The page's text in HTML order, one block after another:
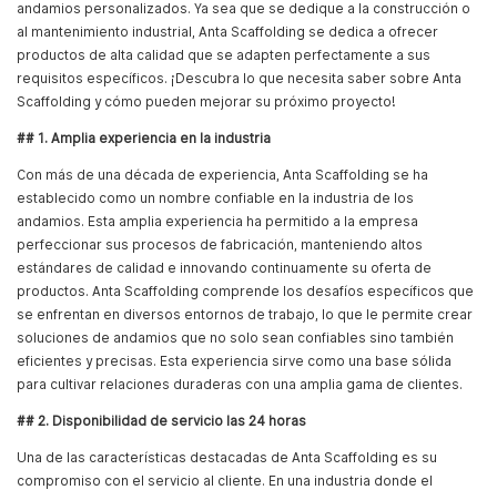
andamios personalizados. Ya sea que se dedique a la construcción o
al mantenimiento industrial, Anta Scaffolding se dedica a ofrecer
productos de alta calidad que se adapten perfectamente a sus
requisitos específicos. ¡Descubra lo que necesita saber sobre Anta
Scaffolding y cómo pueden mejorar su próximo proyecto!
## 1. Amplia experiencia en la industria
Con más de una década de experiencia, Anta Scaffolding se ha
establecido como un nombre confiable en la industria de los
andamios. Esta amplia experiencia ha permitido a la empresa
perfeccionar sus procesos de fabricación, manteniendo altos
estándares de calidad e innovando continuamente su oferta de
productos. Anta Scaffolding comprende los desafíos específicos que
se enfrentan en diversos entornos de trabajo, lo que le permite crear
soluciones de andamios que no solo sean confiables sino también
eficientes y precisas. Esta experiencia sirve como una base sólida
para cultivar relaciones duraderas con una amplia gama de clientes.
## 2. Disponibilidad de servicio las 24 horas
Una de las características destacadas de Anta Scaffolding es su
compromiso con el servicio al cliente. En una industria donde el